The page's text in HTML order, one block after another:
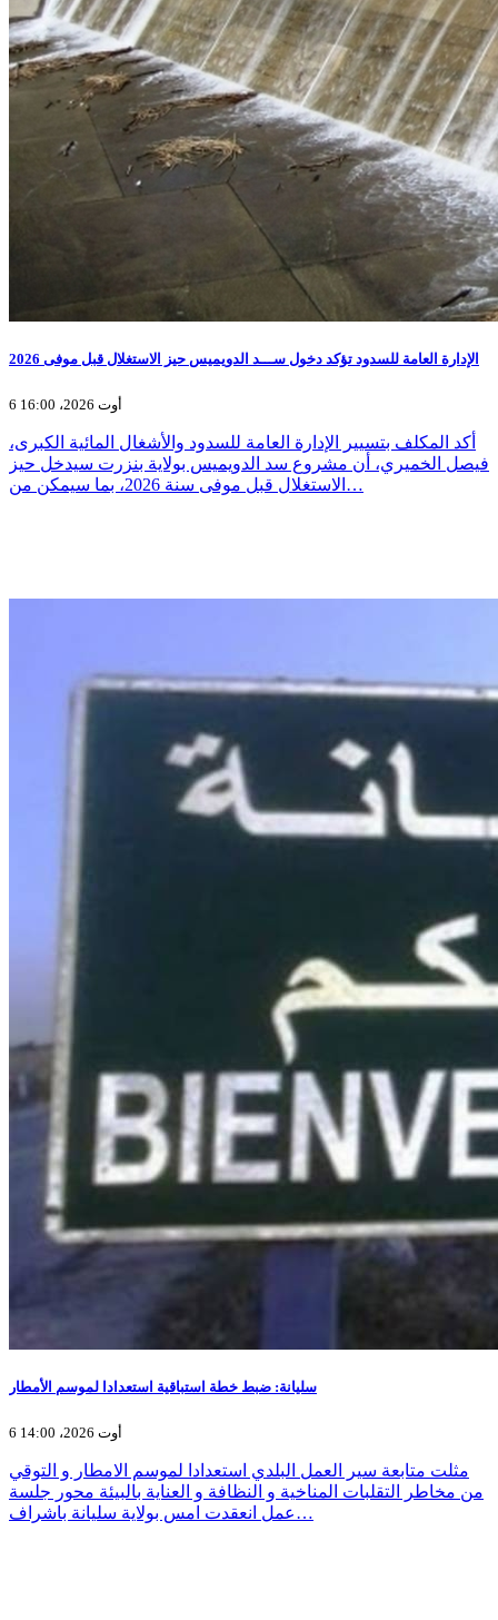
الإدارة العامة للسدود تؤكد دخول ســـد الدويميس حيز الاستغلال قبل موفى 2026
6 أوت 2026، 16:00
أكد المكلف بتسيير الإدارة العامة للسدود والأشغال المائية الكبرى،
فيصل الخميري، أن مشروع سد الدويميس بولاية بنزرت سيدخل حيز
الاستغلال قبل موفى سنة 2026، بما سيمكن من…
سليانة: ضبط خطة استباقية استعدادا لموسم الأمطار
6 أوت 2026، 14:00
مثلت متابعة سير العمل البلدي استعدادا لموسم الامطار و التوقي
من مخاطر التقلبات المناخية و النظافة و العناية بالبيئة محور جلسة
عمل انعقدت امس بولاية سليانة باشراف…